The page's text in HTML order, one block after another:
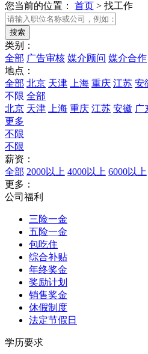
您当前的位置： 首页 > 找工作
类别：
全部 广告审核 媒介顾问 媒介合作
地点：
全部 北京 天津 上海 重庆 江苏 安
不限 全部
北京 天津 上海 重庆 江苏 安徽 广
更多
不限
不限
薪资：
全部 2000以上 4000以上 6000以上
更多：
公司福利
三险一金
五险一金
包吃住
综合补贴
年终奖金
奖励计划
销售奖金
休假制度
法定节假日
学历要求